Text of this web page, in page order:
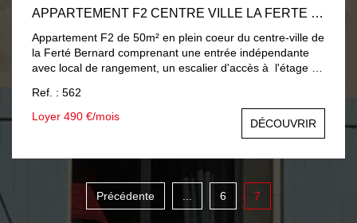
APPARTEMENT F2 CENTRE VILLE LA FERTE BERNARD
Appartement F2 de 50m² en plein coeur du centre-ville de
la Ferté Bernard comprenant une entrée indépendante
avec local de rangement, un escalier d'accès à l'étage . A
coin cuisine, une chambre, une salle d'eau, toilettes et
lingerie. Chauffage individuel électrique par le sol. Eau
froide individuelle. Eau chaude par cumulus électrique.
Honoraires à la charge du locataire 450€ dont 100 €
d'honoraires d'état des lieux Dépôt de garantie : 490€
Ref. : 562
Loyer 490 €/mois
DÉCOUVRIR
Précédente ... 6 7